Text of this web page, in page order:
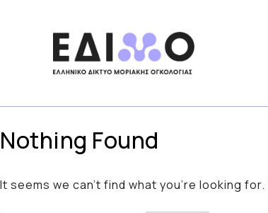
Nothing Found
It seems we can’t find what you’re looking